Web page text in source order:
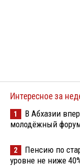
Интересное за
1
В Абхазии
молодёжный
2
Пенсию по
уровне не ниже